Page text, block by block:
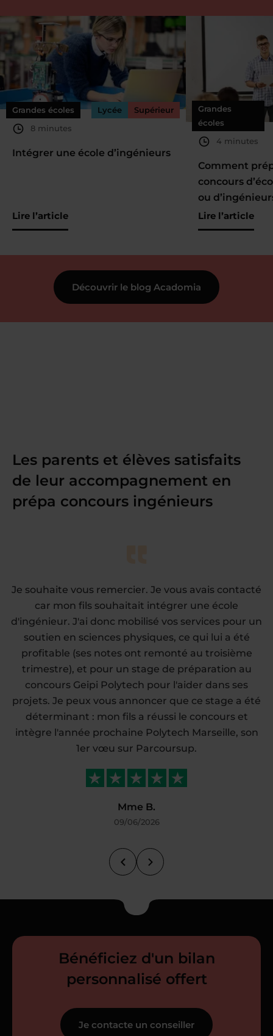
Grandes écoles Lycée
Supérieur
8 minutes
Intégrer une école d’ingénieurs
Lire l’article
Grandes
écoles
4 minutes
Comment
concours
ou
Lire l’article
Découvrir le blog Acadomia
Les parents et élèves satisfaits
de leur accompagnement en
prépa concours ingénieurs
Je souhaite vous remercier. Je vous avais contacté
car mon fils souhaitait intégrer une école
d'ingénieur. J'ai donc mobilisé vos services pour un
soutien en sciences physiques, ce qui lui a été
profitable (ses notes ont remonté au troisième
trimestre), et pour un stage de préparation au
concours Geipi Polytech pour l'aider dans ses
projets. Je peux vous annoncer que ce stage a été
déterminant : mon fils a réussi le concours et
intègre l'année prochaine Polytech Marseille, son
1er vœu sur Parcoursup.
Mme B.
09/06/2026
Bénéficiez d'un bilan
personnalisé offert
Je contacte un conseiller